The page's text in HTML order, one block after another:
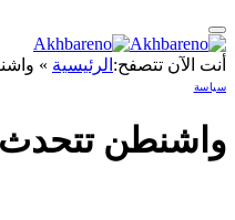
أنت الآن تتصفح: الرئيسية »
سياسة
واشنطن تتحدث